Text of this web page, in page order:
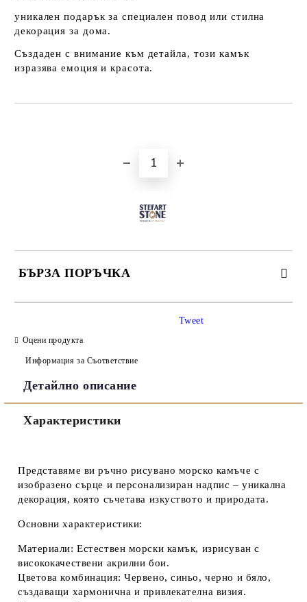
уникален подарък за специален повод или стилна
декорация за дома.
Създаден с внимание към детайла, този камък
изразява емоция и красота.
БЪРЗА ПОРЪЧКА
Ние ще се свържем с вас в рамките на работния ден.
Tweet
Оцени продукта
Информация за Съответствие
Детайлно описание
Характеристики
Представяме ви ръчно рисувано морско камъче с
изобразено сърце и персонализиран надпис – уникална
декорация, която съчетава изкуството и природата.
Основни характеристики:
Материали: Естествен морски камък, изрисуван с
висококачествени акрилни бои.
Цветова комбинация: Червено, синьо, черно и бяло,
създаващи хармонична и привлекателна визия.